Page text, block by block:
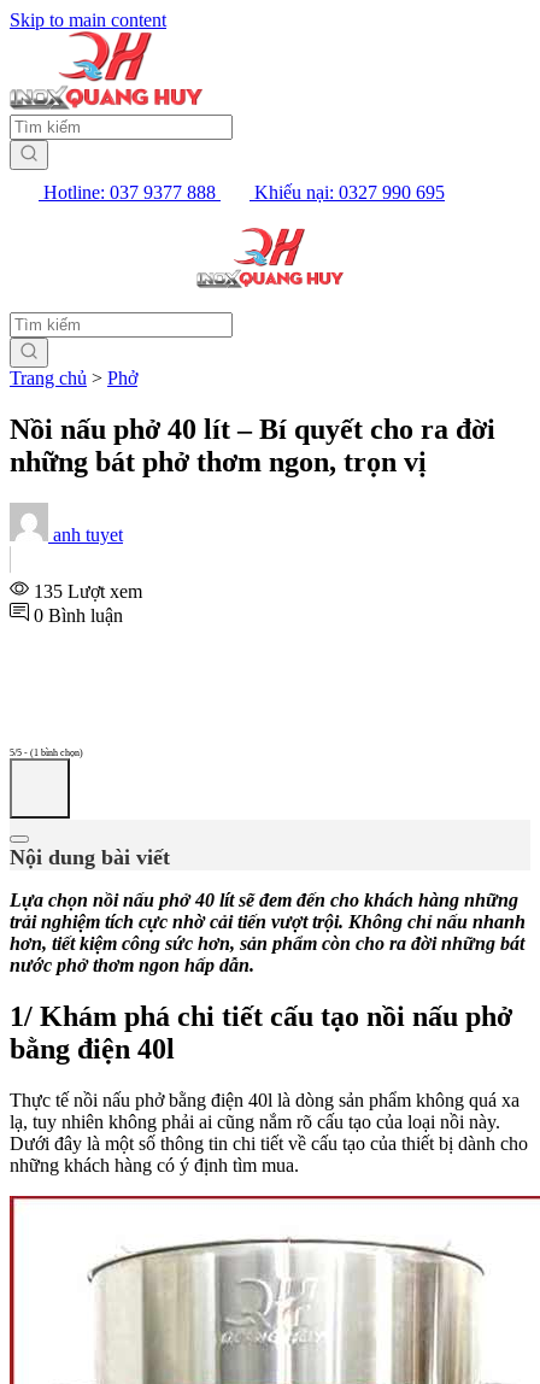
Skip to main content
Hotline: 037 9377 888 Khiếu nại: 0327 990 695
Trang chủ > Phở
Nồi nấu phở 40 lít – Bí quyết cho ra đời
những bát phở thơm ngon, trọn vị
anh tuyet
135 Lượt xem
0 Bình luận
5/5 - (1 bình chọn)
Nội dung bài viết
Lựa chọn nồi nấu phở 40 lít sẽ đem đến cho khách hàng những
trải nghiệm tích cực nhờ cải tiến vượt trội. Không chỉ nấu nhanh
hơn, tiết kiệm công sức hơn, sản phẩm còn cho ra đời những bát
nước phở thơm ngon hấp dẫn.
1/ Khám phá chi tiết cấu tạo nồi nấu phở
bằng điện 40l
Thực tế nồi nấu phở bằng điện 40l là dòng sản phẩm không quá xa
lạ, tuy nhiên không phải ai cũng nắm rõ cấu tạo của loại nồi này.
Dưới đây là một số thông tin chi tiết về cấu tạo của thiết bị dành cho
những khách hàng có ý định tìm mua.